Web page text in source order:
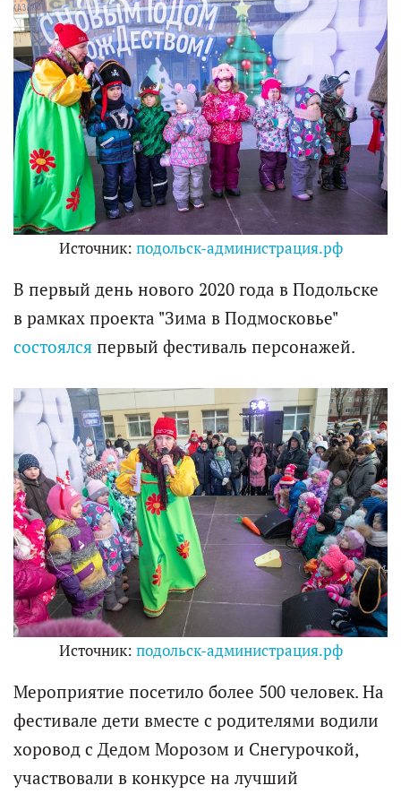
Источник: подольск-администрация.рф
В первый день нового 2020 года в Подольске
в рамках проекта "Зима в Подмосковье"
состоялся первый фестиваль персонажей.
Источник: подольск-администрация.рф
Мероприятие посетило более 500 человек. На
фестивале дети вместе с родителями водили
хоровод с Дедом Морозом и Снегурочкой,
участвовали в конкурсе на лучший